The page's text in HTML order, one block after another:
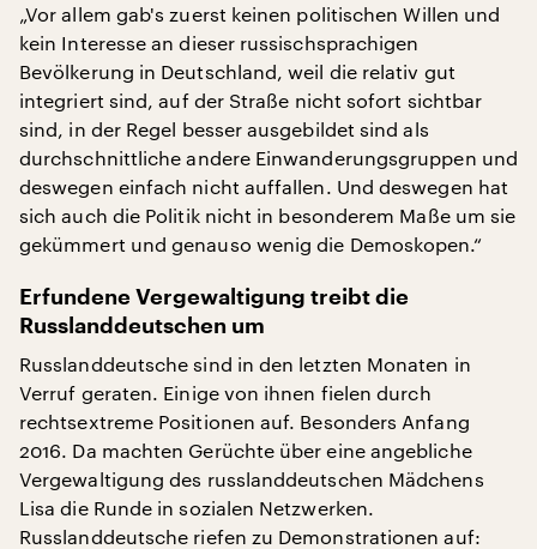
„Vor allem gab's zuerst keinen politischen Willen und
kein Interesse an dieser russischsprachigen
Bevölkerung in Deutschland, weil die relativ gut
integriert sind, auf der Straße nicht sofort sichtbar
sind, in der Regel besser ausgebildet sind als
durchschnittliche andere Einwanderungsgruppen und
deswegen einfach nicht auffallen. Und deswegen hat
sich auch die Politik nicht in besonderem Maße um sie
gekümmert und genauso wenig die Demoskopen.“
Erfundene Vergewaltigung treibt die
Russlanddeutschen um
Russlanddeutsche sind in den letzten Monaten in
Verruf geraten. Einige von ihnen fielen durch
rechtsextreme Positionen auf. Besonders Anfang
2016. Da machten Gerüchte über eine angebliche
Vergewaltigung des russlanddeutschen Mädchens
Lisa die Runde in sozialen Netzwerken.
Russlanddeutsche riefen zu Demonstrationen auf: